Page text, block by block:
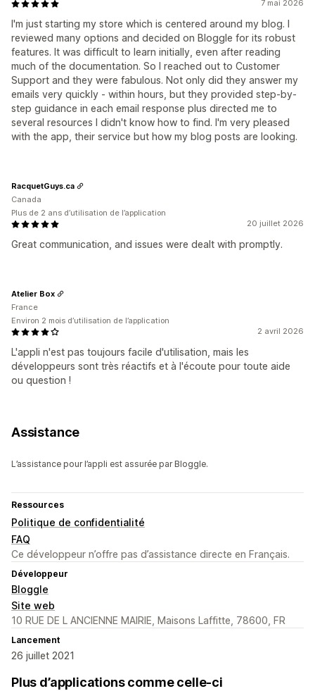
7 mai 2026
I'm just starting my store which is centered around my blog. I
reviewed many options and decided on Bloggle for its robust
features. It was difficult to learn initially, even after reading
much of the documentation. So I reached out to Customer
Support and they were fabulous. Not only did they answer my
emails very quickly - within hours, but they provided step-by-
step guidance in each email response plus directed me to
several resources I didn't know how to find. I'm very pleased
with the app, their service but how my blog posts are looking.
20 juillet 2026
Great communication, and issues were dealt with promptly.
RacquetGuys.ca
Canada
Plus de 2 ans d’utilisation de l’application
2 avril 2026
L'appli n'est pas toujours facile d'utilisation, mais les
développeurs sont très réactifs et à l'écoute pour toute aide
ou question !
Atelier Box
France
Environ 2 mois d’utilisation de l’application
Assistance
L’assistance pour l’appli est assurée par Bloggle.
Ressources
Politique de confidentialité
FAQ
Ce développeur n’offre pas d’assistance directe en Français.
Développeur
Bloggle
Site web
10 RUE DE L ANCIENNE MAIRIE, Maisons Laffitte, 78600, FR
Lancement
26 juillet 2021
Plus d’applications comme celle-ci